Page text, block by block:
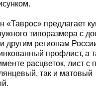
«Таврос» предлагает
типоразмера с
другим регионам
профлист, а
расцветок, лист
так и матовый